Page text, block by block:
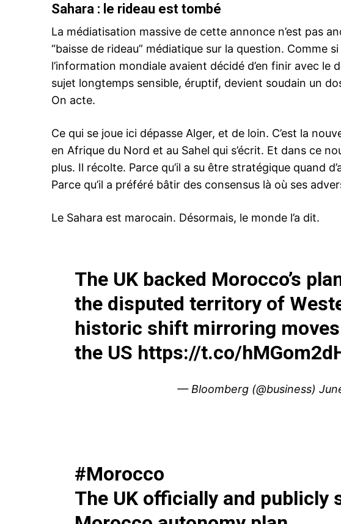
Sahara : le rideau est tombé
La médiatisation massive de cette annonce n’est pas
“baisse de rideau” médiatique sur la question. Comme
l’information mondiale avaient décidé d’en finir avec le
sujet longtemps sensible, éruptif, devient soudain un
On acte.
Ce qui se joue ici dépasse Alger, et de loin. C’est la
en Afrique du Nord et au Sahel qui s’écrit. Et dans ce
plus. Il récolte. Parce qu’il a su être stratégique quand
Parce qu’il a préféré bâtir des consensus là où ses
Le Sahara est marocain. Désormais, le monde l’a dit.
The UK backed Morocco’s
the disputed territory of
historic shift mirroring moves
the US https://t.co/
— Bloomberg (@business)
#Morocco
The UK officially and publicly